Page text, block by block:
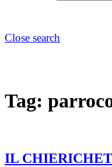
Close search
Tag:
IL